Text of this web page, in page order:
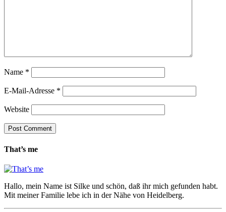
Name *
E-Mail-Adresse *
Website
That’s me
Hallo, mein Name ist Silke und schön, daß ihr mich gefunden habt.
Mit meiner Familie lebe ich in der Nähe von Heidelberg.